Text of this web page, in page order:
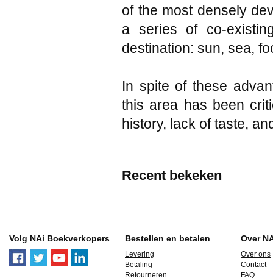
of the most densely
a series of co-
destination: sun, sea,
In spite of these
this area has been
history, lack of taste,
Recent bekeken
Volg NAi Boekverkopers Bestellen en betalen
Levering
Betaling
Retourneren
Over
Over ons
Contact
FAQ